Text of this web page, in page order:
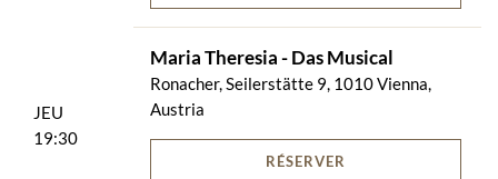
JEU
19:30
Maria Theresia - Das Musical
Ronacher, Seilerstätte 9, 1010 Vienna,
Austria
RÉSERVER